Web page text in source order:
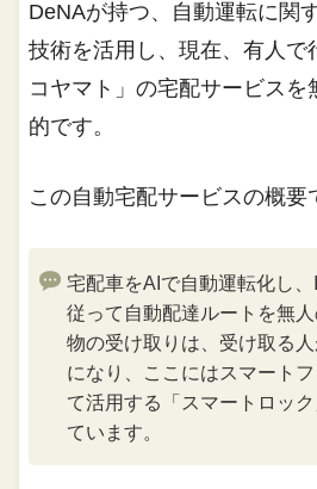
DeNAが持つ、自動運転に関
技術を活用し、現在、有人で
コヤマト」の宅配サービスを
的です。
この自動宅配サービスの概要
宅配車をAIで自動運転化し
従って自動配達ルートを無
物の受け取りは、受け取る
になり、ここにはスマート
て活用する「スマートロッ
ています。